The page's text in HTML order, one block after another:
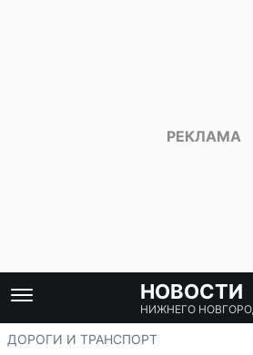
НОВОСТИ
НИЖНЕГО
ДОРОГИ И ТРАНСПОРТ